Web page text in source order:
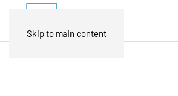
Skip to main content